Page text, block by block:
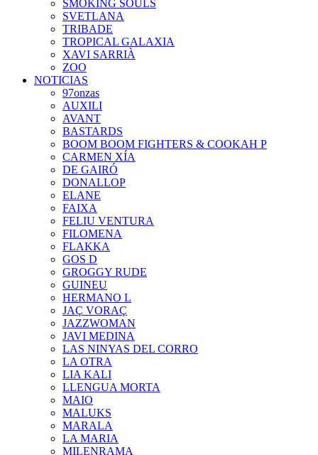
SMOKING SOULS
SVETLANA
TRIBADE
TROPICAL GALAXIA
XAVI SARRIÀ
ZOO
NOTICIAS
97onzas
AUXILI
AVANT
BASTARDS
BOOM BOOM FIGHTERS & COOKAH P
CARMEN XÍA
DE GAIRÓ
DONALLOP
ELANE
FAIXA
FELIU VENTURA
FILOMENA
FLAKKA
GOS D
GROGGY RUDE
GUINEU
HERMANO L
JAÇ VORAÇ
JAZZWOMAN
JAVI MEDINA
LAS NINYAS DEL CORRO
LA OTRA
LIA KALI
LLENGUA MORTA
MAIO
MALUKS
MARALA
LA MARIA
MILENRAMA